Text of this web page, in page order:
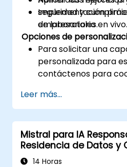
seguridad y
empresariales.
Implementación
de laboratorio en vivo.
Opciones de
Para solicitar una
personalizada para
contáctenos para
Leer más...
Mistral para IA
Residencia de Datos y
Empresariales
14 Horas